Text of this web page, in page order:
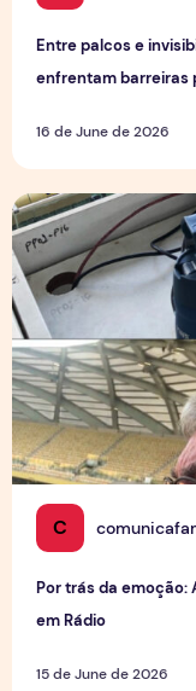
Entre palcos e
enfrentam barreiras
16 de June de 2026
C
Por trás da emoção:
em Rádio
15 de June de 2026
Por trás da